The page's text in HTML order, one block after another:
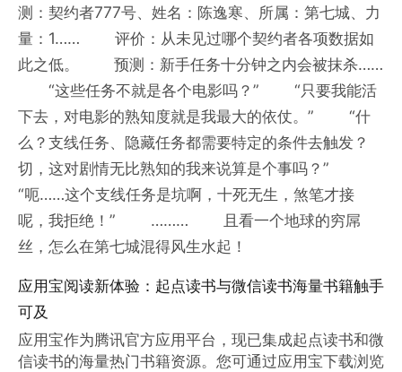
测：契约者777号、姓名：陈逸寒、所属：第七城、力
量：1…… 评价：从未见过哪个契约者各项数据如
此之低。 预测：新手任务十分钟之内会被抹杀……
“这些任务不就是各个电影吗？” “只要我能活
下去，对电影的熟知度就是我最大的依仗。” “什
么？支线任务、隐藏任务都需要特定的条件去触发？
切，这对剧情无比熟知的我来说算是个事吗？”
“呃……这个支线任务是坑啊，十死无生，煞笔才接
呢，我拒绝！” ……… 且看一个地球的穷屌
丝，怎么在第七城混得风生水起！
应用宝阅读新体验：起点读书与微信读书海量书籍触手
可及
应用宝作为腾讯官方应用平台，现已集成起点读书和微
信读书的海量热门书籍资源。您可通过应用宝下载浏览